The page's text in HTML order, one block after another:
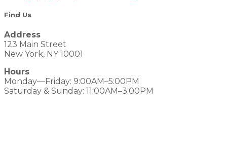
Find Us
Address
123 Main Street
New York, NY 10001
Hours
Monday—Friday: 9:00AM–5:00PM
Saturday & Sunday: 11:00AM–3:00PM